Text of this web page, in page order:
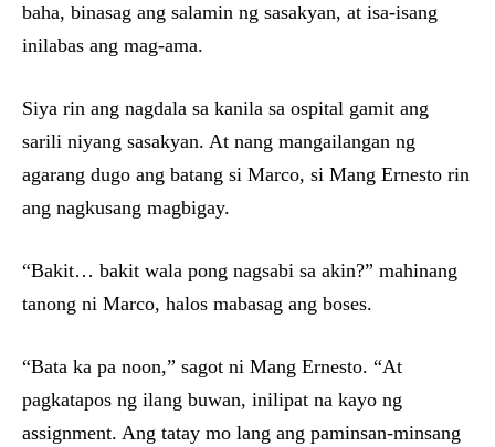
baha, binasag ang salamin ng sasakyan, at isa-isang
inilabas ang mag-ama.
Siya rin ang nagdala sa kanila sa ospital gamit ang
sarili niyang sasakyan. At nang mangailangan ng
agarang dugo ang batang si Marco, si Mang Ernesto rin
ang nagkusang magbigay.
“Bakit… bakit wala pong nagsabi sa akin?” mahinang
tanong ni Marco, halos mabasag ang boses.
“Bata ka pa noon,” sagot ni Mang Ernesto. “At
pagkatapos ng ilang buwan, inilipat na kayo ng
assignment. Ang tatay mo lang ang paminsan-minsang